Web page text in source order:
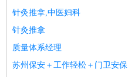
针灸推拿,中医妇科
针灸推拿
质量体系经理
苏州保安＋工作轻松＋门卫安保